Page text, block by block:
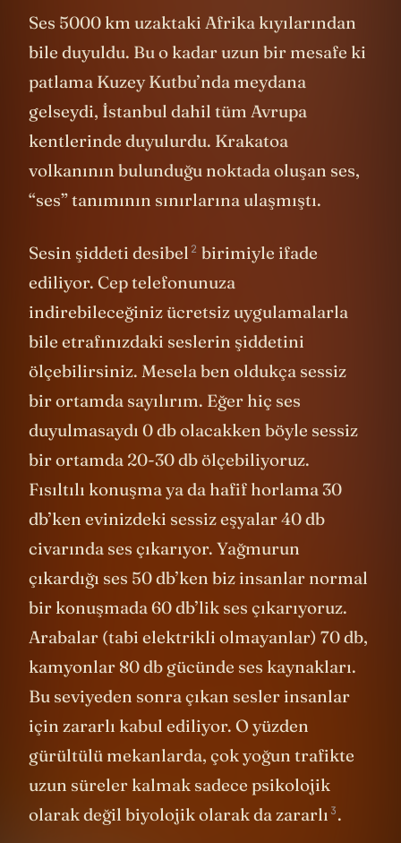
Ses 5000 km uzaktaki Afrika kıyılarından
bile duyuldu. Bu o kadar uzun bir mesafe ki
patlama Kuzey Kutbu’nda meydana
gelseydi, İstanbul dahil tüm Avrupa
kentlerinde duyulurdu. Krakatoa
volkanının bulunduğu noktada oluşan ses,
“ses” tanımının sınırlarına ulaşmıştı.
Sesin şiddeti desibel 2 birimiyle ifade
ediliyor. Cep telefonunuza
indirebileceğiniz ücretsiz uygulamalarla
bile etrafınızdaki seslerin şiddetini
ölçebilirsiniz. Mesela ben oldukça sessiz
bir ortamda sayılırım. Eğer hiç ses
duyulmasaydı 0 db olacakken böyle sessiz
bir ortamda 20-30 db ölçebiliyoruz.
Fısıltılı konuşma ya da hafif horlama 30
db’ken evinizdeki sessiz eşyalar 40 db
civarında ses çıkarıyor. Yağmurun
çıkardığı ses 50 db’ken biz insanlar normal
bir konuşmada 60 db’lik ses çıkarıyoruz.
Arabalar (tabi elektrikli olmayanlar) 70 db,
kamyonlar 80 db gücünde ses kaynakları.
Bu seviyeden sonra çıkan sesler insanlar
için zararlı kabul ediliyor. O yüzden
gürültülü mekanlarda, çok yoğun trafikte
uzun süreler kalmak sadece psikolojik
olarak değil biyolojik olarak dazararlı 3.